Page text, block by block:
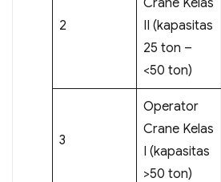
2
II (kapasitas
25 ton –
<50 ton)
3
Operator
Crane Kelas
I (kapasitas
>50 ton)